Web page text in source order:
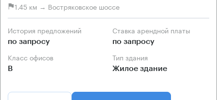
1.45 км → Востряковское шоссе
История предложений
по запросу
Ставка арендной платы
по запросу
Класс офисов
B
Тип здания
Жилое здание